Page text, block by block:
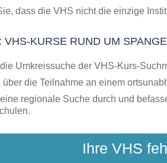
dass die VHS nicht die einzige
VHS-KURSE RUND UM
Umkreissuche der VHS-Kurs-
über die Teilnahme an einem
regionale Suche durch und
Ihre VHS